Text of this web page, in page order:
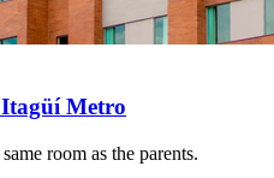
Metro
room as the parents.